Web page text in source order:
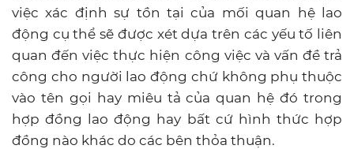
việc xác định sự tồn tại của mối quan hệ lao
động cụ thể sẽ được xét dựa trên các yếu tố liên
quan đến việc thực hiện công việc và vấn đề trả
công cho người lao động chứ không phụ thuộc
vào tên gọi hay miêu tả của quan hệ đó trong
hợp đồng lao động hay bất cứ hình thức hợp
đồng nào khác do các bên thỏa thuận.